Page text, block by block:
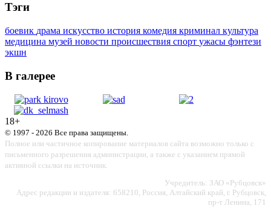
Тэги
боевик драма искусство история комедия криминал культура
медицина музей новости происшествия спорт ужасы фэнтези
экшн
В галерее
18+
© 1997 - 2026 Все права защищены.
Полное или частичное копирование материалов сайта возможно только с
письменного разрешения администрации, а также с указанием прямой
активной ссылки на источник.
Учредитель: ЗАО «Рубцовск»
Адрес редакции и издателя: 658210, Россия, Алтайский край, г. Рубцовск,
пр-т Ленина, 171